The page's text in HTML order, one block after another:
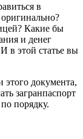
в
Какие бы
и денег
в этой статье вы
документа,
загранпаспорт
порядку.